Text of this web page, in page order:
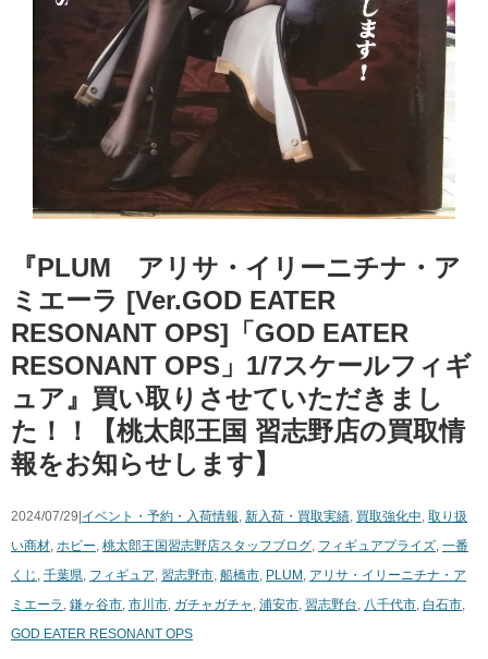
『PLUM アリサ・イリーニチナ・ア
ミエーラ [Ver.GOD EATER
RESONANT OPS]「GOD EATER
RESONANT OPS」1/7スケールフィギ
ュア』買い取りさせていただきまし
た！！【桃太郎王国 習志野店の買取情
報をお知らせします】
2024/07/29| イベント・予約・入荷情報, 新入荷・買取実績, 買取強化中, 取り扱
い商材, ホビー, 桃太郎王国習志野店スタッフブログ, フィギュアプライズ, 一番
くじ , 千葉県, フィギュア, 習志野市, 船橋市, PLUM , アリサ・イリーニチナ・ア
ミエーラ , 鎌ヶ谷市, 市川市, ガチャガチャ , 浦安市, 習志野台, 八千代市, 白石市,
GOD EATER RESONANT OPS